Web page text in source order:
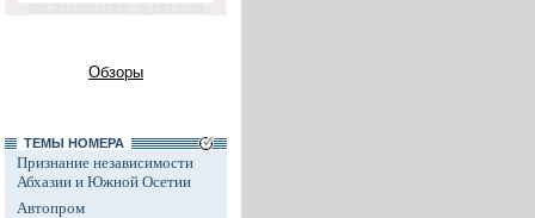
Обзоры
ТЕМЫ НОМЕРА
Признание независимости
Абхазии и Южной Осетии
Автопром